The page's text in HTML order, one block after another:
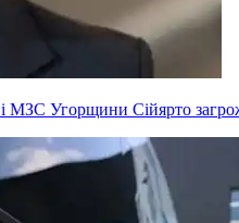
МЗС Угорщини Сійярто